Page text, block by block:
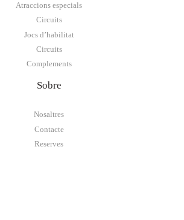
Atraccions especials
Circuits
Jocs d’habilitat
Circuits
Complements
Sobre
Nosaltres
Contacte
Reserves